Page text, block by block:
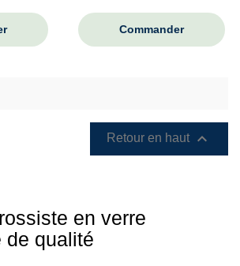
Commander
Retour en haut 
en verre
de qualité